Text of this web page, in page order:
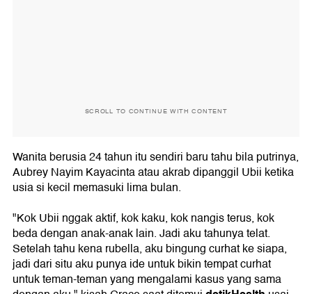
SCROLL TO CONTINUE WITH CONTENT
Wanita berusia 24 tahun itu sendiri baru tahu bila putrinya,
Aubrey Nayim Kayacinta atau akrab dipanggil Ubii ketika
usia si kecil memasuki lima bulan.
"Kok Ubii nggak aktif, kok kaku, kok nangis terus, kok
beda dengan anak-anak lain. Jadi aku tahunya telat.
Setelah tahu kena rubella, aku bingung curhat ke siapa,
jadi dari situ aku punya ide untuk bikin tempat curhat
untuk teman-teman yang mengalami kasus yang sama